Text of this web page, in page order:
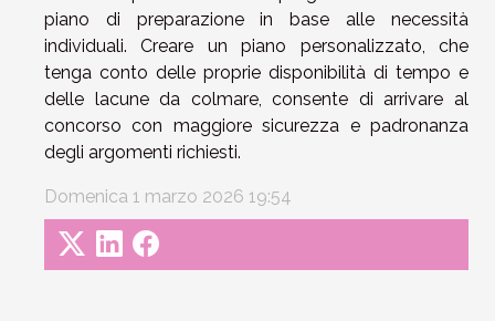
piano di preparazione in base alle necessità
individuali. Creare un piano personalizzato, che
tenga conto delle proprie disponibilità di tempo e
delle lacune da colmare, consente di arrivare al
concorso con maggiore sicurezza e padronanza
degli argomenti richiesti.
Domenica 1 marzo 2026 19:54